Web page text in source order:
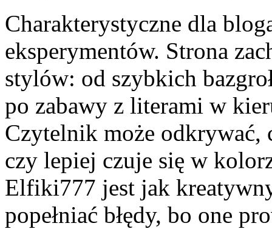
Charakterystyczne dla
eksperymentów. Strona
stylów: od szybkich
po zabawy z literami w
Czytelnik może
czy lepiej czuje się w
Elfiki777 jest jak
popełniać błędy, bo one